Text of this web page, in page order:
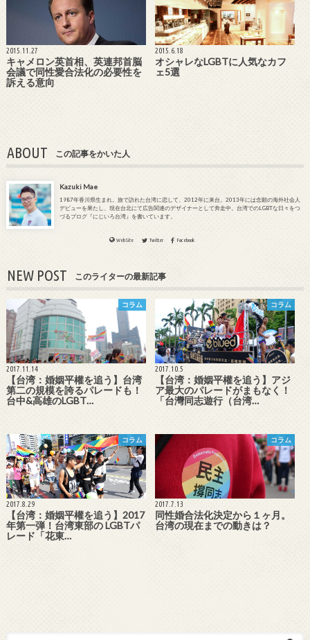
2015.11.27
キャメロン英首相、英連邦首脳
会議で同性愛合法化の必要性を
訴える意向
2015.6.18
オシャレなLGBTに人気なカフ
ェ5選
ABOUT この記事をかいた人
Kazuki Mae
1987年香川県生まれ。旅で訪れた台湾に恋して、2012年に来台。2013年には念願の海外社会人
デビューを果たし、現在台北にて広告関連のデザイナーとして奔走中。台湾でのLGBTな日々をつ
づるブログ『にじいろ台湾』を書いています。
WebSite Twitter Facebook
NEW POST このライターの最新記事
コラム
2017.11.14
【台湾：婚姻平權を追う】台湾
第二の規模を誇るパレードも！
台中&高雄のLGBT…
コラム
2017.10.5
【台湾：婚姻平權を追う】アジ
ア最大のパレードがまもなく！
「台灣同志遊行（台湾…
コラム
2017.8.29
【台湾：婚姻平權を追う】2017
年第一弾！台湾東部の LGBTパ
レード「花東…
コラム
2017.7.13
同性婚合法化決定から１ヶ月。
台湾の現在までの動きは？